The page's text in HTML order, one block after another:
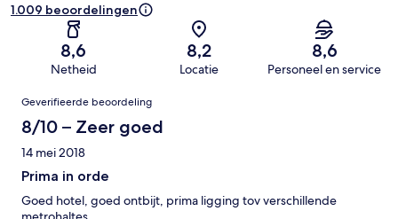
1.009 beoordelingen
8,6
Netheid
8,2
Locatie
8,6
Personeel en service
Beoordelingen
Geverifieerde beoordeling
8/10 – Zeer goed
14 mei 2018
Prima in orde
Goed hotel, goed ontbijt, prima ligging tov verschillende